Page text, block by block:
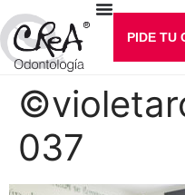
PIDE TU
037